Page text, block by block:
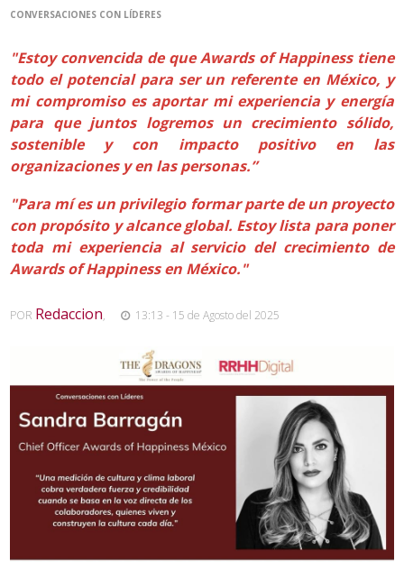
CONVERSACIONES CON LÍDERES
"Estoy convencida de que Awards of Happiness tiene
todo el potencial para ser un referente en México, y
mi compromiso es aportar mi experiencia y energía
para que juntos logremos un crecimiento sólido,
sostenible y con impacto positivo en las
organizaciones y en las personas.”
"Para mí es un privilegio formar parte de un proyecto
con propósito y alcance global. Estoy lista para poner
toda mi experiencia al servicio del crecimiento de
Awards of Happiness en México."
POR Redaccion, 13:13 - 15 de Agosto del 2025